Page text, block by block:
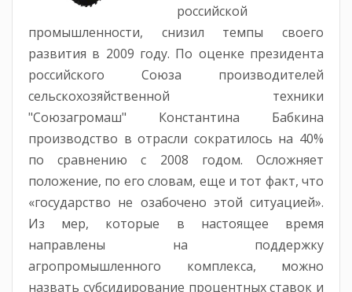
российской
промышленности, снизил темпы своего
развития в 2009 году. По оценке президента
российского Союза производителей
сельскохозяйственной техники
"Союзагромаш" Константина Бабкина
производство в отрасли сократилось на 40%
по сравнению с 2008 годом. Осложняет
положение, по его словам, еще и тот факт, что
«государство не озабочено этой ситуацией».
Из мер, которые в настоящее время
направлены на поддержку
агропромышленного комплекса, можно
назвать субсидирование процентных ставок и